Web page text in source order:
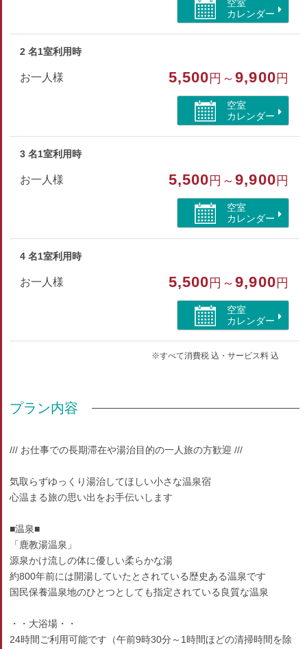
トイレ/禁煙/インターネットができる部屋
空室
カレンダー
2 名1室利用時
お一人様 5,500 円～9,900 円
空室
カレンダー
3 名1室利用時
お一人様 5,500 円～9,900 円
空室
カレンダー
4 名1室利用時
お一人様 5,500 円～9,900 円
空室
カレンダー
※すべて消費税 込・サービス料 込
プラン内容
/// お仕事での長期滞在や湯治目的の一人旅の方歓迎 ///
気取らずゆっくり湯治してほしい小さな温泉宿
心温まる旅の思い出をお手伝いします
■温泉■
「鹿教湯温泉」
源泉かけ流しの体に優しい柔らかな湯
約800年前には開湯していたとされている歴史ある温泉です
国民保養温泉地のひとつとしても指定されている良質な温泉
・・大浴場・・
24時間ご利用可能です（午前9時30分～1時間ほどの清掃時間を除